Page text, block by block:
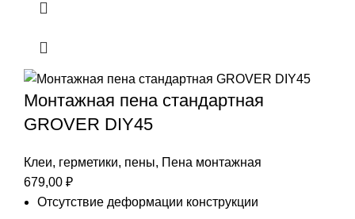
Монтажная пена стандартная
GROVER DIY45
Клеи, герметики, пены, Пена монтажная
679,00 ₽
Отсутствие деформации конструкции